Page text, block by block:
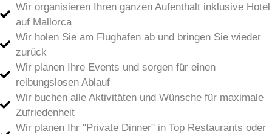
Wir organisieren Ihren ganzen Aufenthalt inklusive Hotel
auf Mallorca
Wir holen Sie am Flughafen ab und bringen Sie wieder
zurück
Wir planen Ihre Events und sorgen für einen
reibungslosen Ablauf
Wir buchen alle Aktivitäten und Wünsche für maximale
Zufriedenheit
Wir planen Ihr "Private Dinner" in Top Restaurants oder